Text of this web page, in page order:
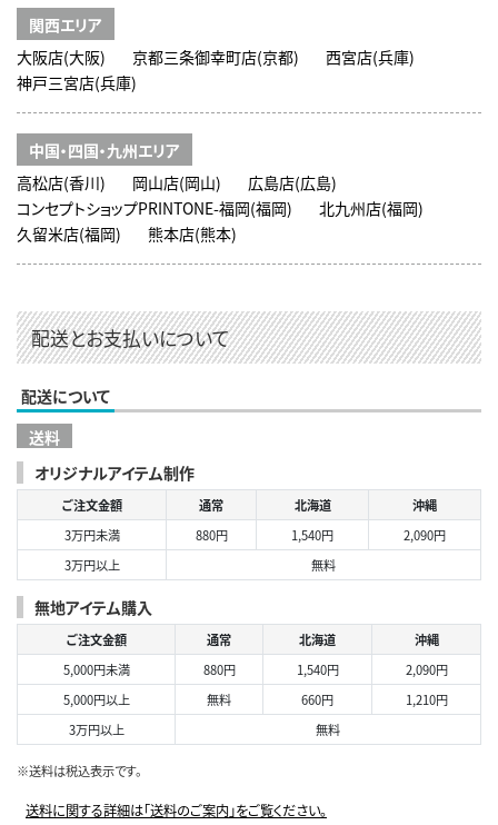
関西エリア
大阪店(大阪)
京都三条御幸町店(京都)
西宮店(兵庫)
神戸三宮店(兵庫)
中国・四国・九州エリア
高松店(香川)
岡山店(岡山)
広島店(広島)
コンセプトショップPRINTONE-福岡(福岡)
北九州店(福岡)
久留米店(福岡)
熊本店(熊本)
配送とお支払いについて
配送について
送料
オリジナルアイテム制作
ご注文金額 通常 北海道
沖縄
3万円未満
880円 1,540円
2,090円
3万円以上
無料
無地アイテム購入
ご注文金額 通常 北海道
沖縄
5,000円未満
880円 1,540円
2,090円
5,000円以上
無料 660円
1,210円
3万円以上
無料
※送料は税込表示です。
送料に関する詳細は「送料のご案内」をご覧ください。